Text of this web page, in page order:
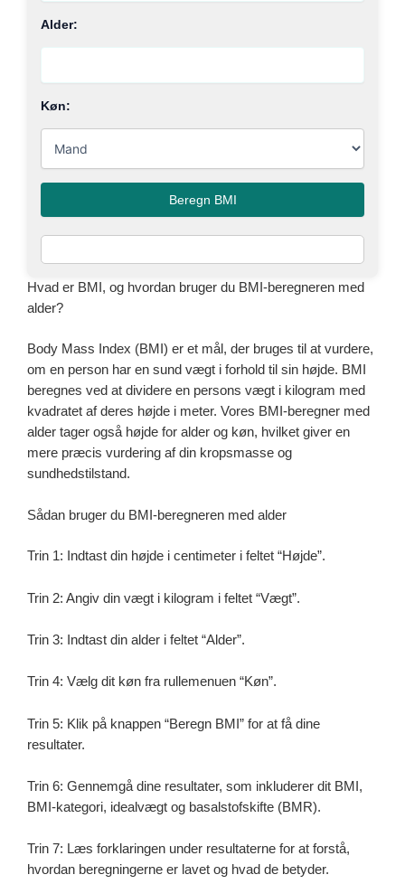
Alder:
Køn:
Beregn BMI
Hvad er BMI, og hvordan bruger du BMI-beregneren med
alder?
Body Mass Index (BMI) er et mål, der bruges til at vurdere,
om en person har en sund vægt i forhold til sin højde. BMI
beregnes ved at dividere en persons vægt i kilogram med
kvadratet af deres højde i meter. Vores BMI-beregner med
alder tager også højde for alder og køn, hvilket giver en
mere præcis vurdering af din kropsmasse og
sundhedstilstand.
Sådan bruger du BMI-beregneren med alder
Trin 1: Indtast din højde i centimeter i feltet “Højde”.
Trin 2: Angiv din vægt i kilogram i feltet “Vægt”.
Trin 3: Indtast din alder i feltet “Alder”.
Trin 4: Vælg dit køn fra rullemenuen “Køn”.
Trin 5: Klik på knappen “Beregn BMI” for at få dine
resultater.
Trin 6: Gennemgå dine resultater, som inkluderer dit BMI,
BMI-kategori, idealvægt og basalstofskifte (BMR).
Trin 7: Læs forklaringen under resultaterne for at forstå,
hvordan beregningerne er lavet og hvad de betyder.